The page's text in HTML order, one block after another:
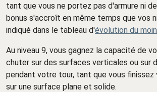
tant que vous ne portez pas d'armure ni
bonus s'accroît en même temps que vos
indiqué dans le tableau d'évolution du
Au niveau 9, vous gagnez la capacité de
chuter sur des surfaces verticales ou sur
pendant votre tour, tant que vous
sur une surface plane et solide.